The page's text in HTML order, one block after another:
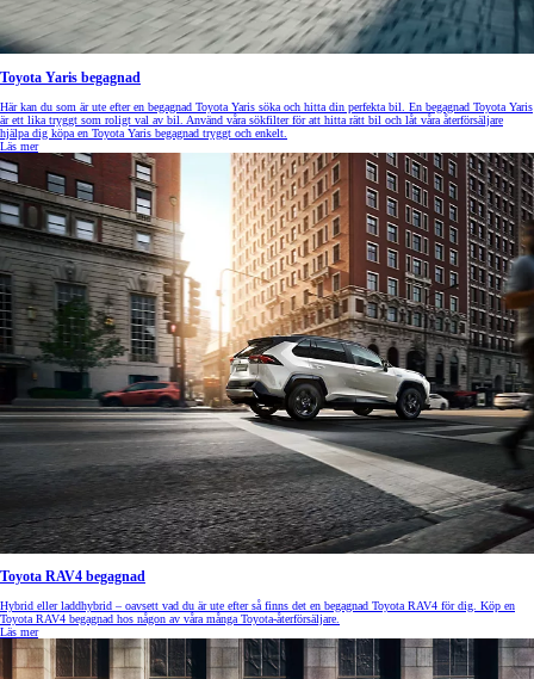
Toyota Yaris begagnad
Här kan du som är ute efter en begagnad Toyota Yaris söka och hitta din perfekta bil. En begagnad Toyota Yaris
är ett lika tryggt som roligt val av bil. Använd våra sökfilter för att hitta rätt bil och låt våra återförsäljare
hjälpa dig köpa en Toyota Yaris begagnad tryggt och enkelt.
Läs mer
Toyota RAV4 begagnad
Hybrid eller laddhybrid – oavsett vad du är ute efter så finns det en begagnad Toyota RAV4 för dig. Köp en
Toyota RAV4 begagnad hos någon av våra många Toyota-återförsäljare.
Läs mer